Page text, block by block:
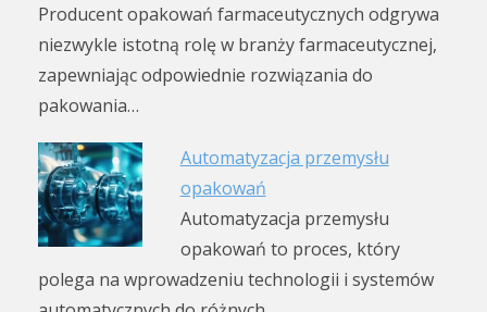
Producent opakowań farmaceutycznych odgrywa
niezwykle istotną rolę w branży farmaceutycznej,
zapewniając odpowiednie rozwiązania do
pakowania…
Automatyzacja przemysłu
opakowań
Automatyzacja przemysłu
opakowań to proces, który
polega na wprowadzeniu technologii i systemów